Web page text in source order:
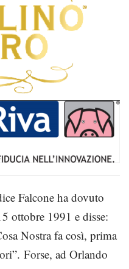
Falcone ha dovuto
ottobre 1991 e disse:
Nostra fa così, prima
Forse, ad Orlando